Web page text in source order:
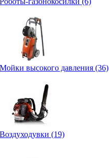
Мойки высокого давления (36)
Воздуходувки (19)